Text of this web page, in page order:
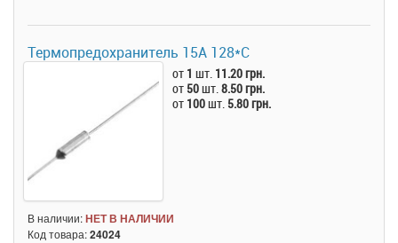
Термопредохранитель 15А 128*C
от 1 шт. 11.20 грн.
от 50шт.8.50 грн.
от 100шт. 5.80 грн.
В наличии:НЕТ В НАЛИЧИИ
Код товара:24024